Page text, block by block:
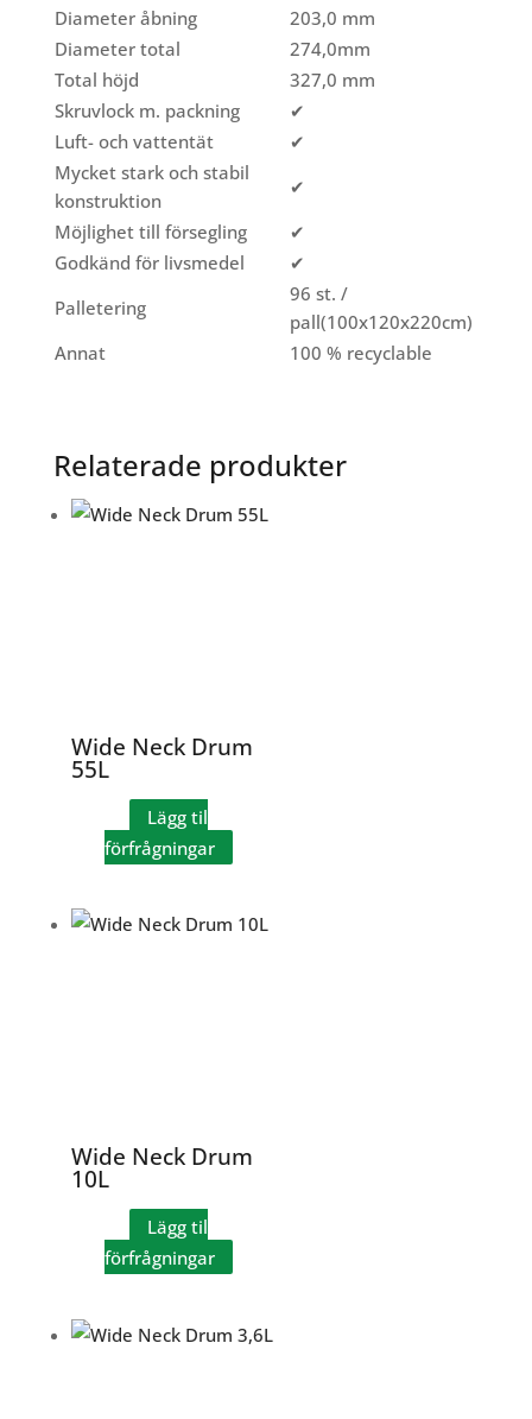
Diameter åbning
203,0 mm
Diameter total
274,0mm
Total höjd
327,0 mm
Skruvlock m. packning
✔
Luft- och vattentät
✔
Mycket stark och stabil
konstruktion
✔
Möjlighet till försegling
✔
Godkänd för livsmedel
✔
Palletering
96 st. /
pall(100x120x220cm)
Annat
100 % recyclable
Relaterade produkter
Wide Neck Drum
55L
Lägg til
förfrågningar
Wide Neck Drum
10L
Lägg til
förfrågningar